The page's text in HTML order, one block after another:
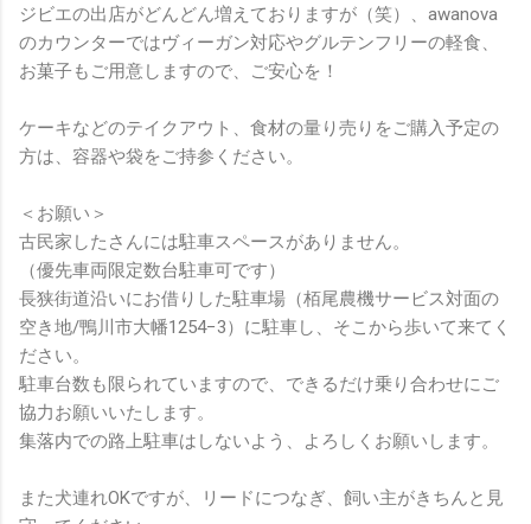
ジビエの出店がどんどん増えておりますが（笑）、awanova
のカウンターではヴィーガン対応やグルテンフリーの軽食、
お菓子もご用意しますので、ご安心を！
ケーキなどのテイクアウト、食材の量り売りをご購入予定の
方は、容器や袋をご持参ください。
＜お願い＞
古民家したさんには駐車スペースがありません。
（優先車両限定数台駐車可です）
長狭街道沿いにお借りした駐車場（栢尾農機サービス対面の
空き地/鴨川市大幡1254−3）に駐車し、そこから歩いて来てく
ださい。
駐車台数も限られていますので、できるだけ乗り合わせにご
協力お願いいたします。
集落内での路上駐車はしないよう、よろしくお願いします。
また犬連れOKですが、リードにつなぎ、飼い主がきちんと見